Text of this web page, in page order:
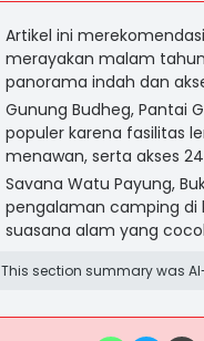
Artikel ini
merayakan malam
panorama indah dan
Gunung Budheg, Pantai
populer karena fasilitas
menawan, serta akses
Savana Watu Payung,
pengalaman camping di
suasana alam yang
This section summary was